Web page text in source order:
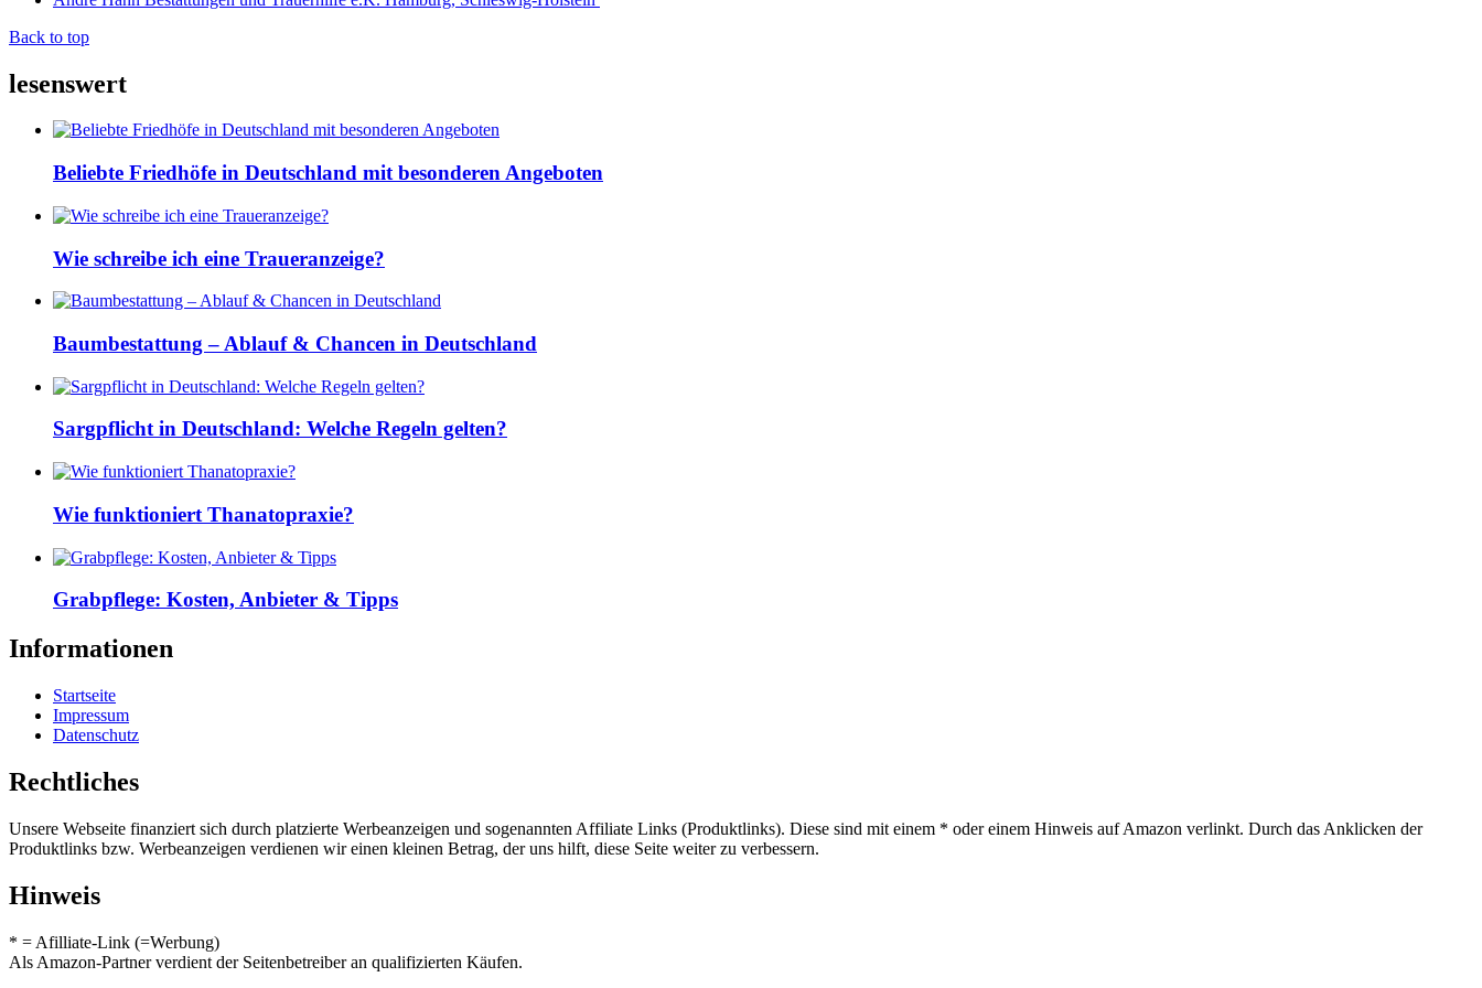
Back to top
lesenswert
Beliebte Friedhöfe in Deutschland mit besonderen Angeboten
Wie schreibe ich eine Traueranzeige?
Baumbestattung – Ablauf & Chancen in Deutschland
Sargpflicht in Deutschland: Welche Regeln gelten?
Wie funktioniert Thanatopraxie?
Grabpflege: Kosten, Anbieter & Tipps
Informationen
Startseite
Impressum
Datenschutz
Rechtliches
Unsere Webseite finanziert sich durch platzierte Werbeanzeigen und sogenannten Affiliate Links (Produktlinks). Diese sind mit einem * oder einem Hinweis auf Amazon verlinkt. Durch das Anklicken der
Produktlinks bzw. Werbeanzeigen verdienen wir einen kleinen Betrag, der uns hilft, diese Seite weiter zu verbessern.
Hinweis
* = Afilliate-Link (=Werbung)
Als Amazon-Partner verdient der Seitenbetreiber an qualifizierten Käufen.